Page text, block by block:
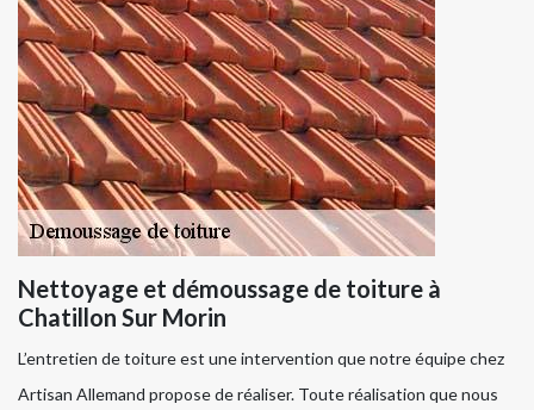
Nettoyage et démoussage de toiture à
Chatillon Sur Morin
L’entretien de toiture est une intervention que notre équipe chez
Artisan Allemand propose de réaliser. Toute réalisation que nous